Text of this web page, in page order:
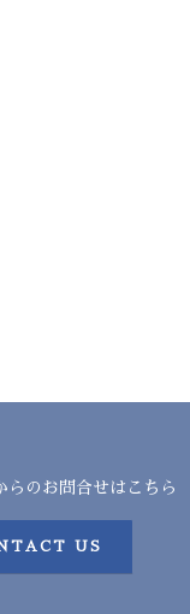
らのお問合せはこちら
US